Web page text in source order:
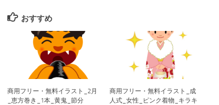
おすすめ
商用フリー・無料イラスト_2月
_恵方巻き_1本_黄鬼_節分
商用フリー・無料イラスト_成
人式_女性_ピンク着物_キラキ